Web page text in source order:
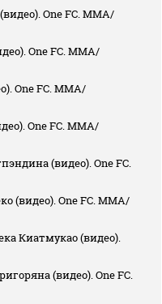
One FC. MMA/
One FC. MMA/
One FC. MMA/
One FC. MMA/
(видео). One FC.
(видео). One FC. MMA/
Киатмукао (видео).
(видео). One FC.